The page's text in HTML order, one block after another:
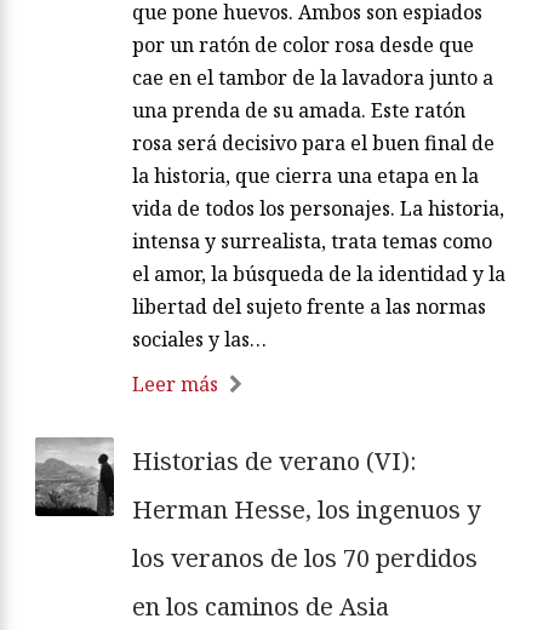
que pone huevos. Ambos son espiados
por un ratón de color rosa desde que
cae en el tambor de la lavadora junto a
una prenda de su amada. Este ratón
rosa será decisivo para el buen final de
la historia, que cierra una etapa en la
vida de todos los personajes. La historia,
intensa y surrealista, trata temas como
el amor, la búsqueda de la identidad y la
libertad del sujeto frente a las normas
sociales y las…
Leer más
Historias de verano (VI):
Herman Hesse, los ingenuos y
los veranos de los 70 perdidos
en los caminos de Asia